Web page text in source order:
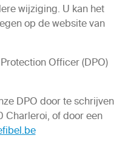
wijziging. U kan het
op de website van
Officer (DPO)
DPO door te schrijven
Charleroi, of door een